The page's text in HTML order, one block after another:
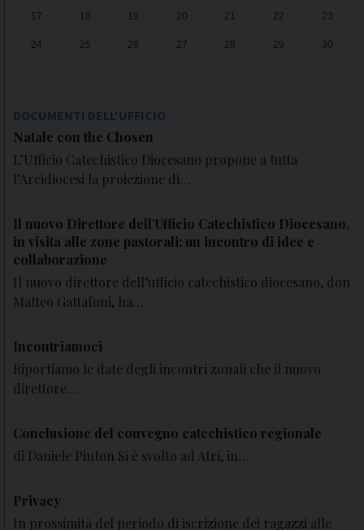
17 18 19 20 21 22 23
24 25 26 27 28 29 30
DOCUMENTI DELL'UFFICIO
Natale con the Chosen
L’Ufficio Catechistico Diocesano propone a tutta
l’Arcidiocesi la proiezione di…
Il nuovo Direttore dell’Ufficio Catechistico Diocesano,
in visita alle zone pastorali: un incontro di idee e
collaborazione
Il nuovo direttore dell’ufficio catechistico diocesano, don
Matteo Gattafoni, ha…
Incontriamoci
Riportiamo le date degli incontri zonali che il nuovo
direttore…
Conclusione del convegno catechistico regionale
di Daniele Pinton Si è svolto ad Atri, in…
Privacy
In prossimità del periodo di iscrizione dei ragazzi alle